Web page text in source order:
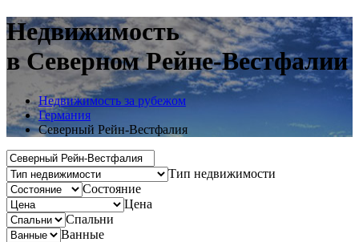
Недвижимость
в Северном Рейне-Вестфалии
Недвижимость за рубежом
Германия
Северный Рейн-Вестфалия
Тип недвижимости
Состояние
Цена
Спальни
Ванные